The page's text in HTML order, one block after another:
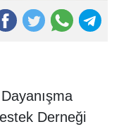
Derneği